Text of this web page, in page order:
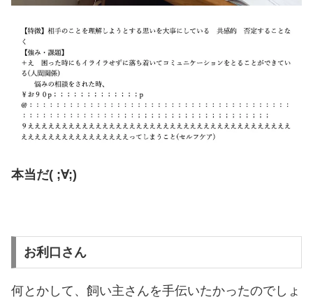
本当だ( ;∀;)
お利口さん
何とかして、飼い主さんを手伝いたかったのでしょ